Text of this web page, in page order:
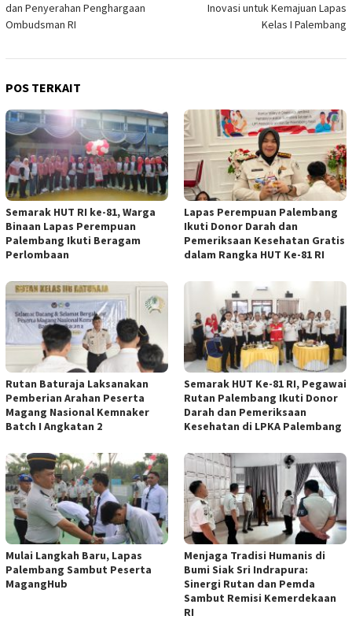
dan Penyerahan Penghargaan
Ombudsman RI
Inovasi untuk Kemajuan Lapas
Kelas I Palembang
POS TERKAIT
Semarak HUT RI ke-81, Warga
Binaan Lapas Perempuan
Palembang Ikuti Beragam
Perlombaan
Lapas Perempuan Palembang
Ikuti Donor Darah dan
Pemeriksaan Kesehatan Gratis
dalam Rangka HUT Ke-81 RI
Rutan Baturaja Laksanakan
Pemberian Arahan Peserta
Magang Nasional Kemnaker
Batch I Angkatan 2
Semarak HUT Ke-81 RI, Pegawai
Rutan Palembang Ikuti Donor
Darah dan Pemeriksaan
Kesehatan di LPKA Palembang
Mulai Langkah Baru, Lapas
Palembang Sambut Peserta
MagangHub
Menjaga Tradisi Humanis di
Bumi Siak Sri Indrapura:
Sinergi Rutan dan Pemda
Sambut Remisi Kemerdekaan
RI